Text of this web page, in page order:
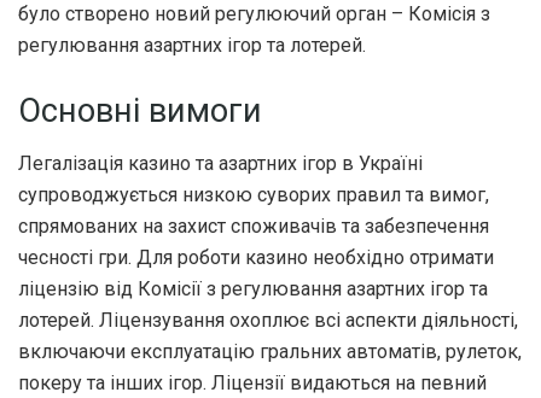
було створено новий регулюючий орган – Комісія з
регулювання азартних ігор та лотерей.
Основні вимоги
Легалізація казино та азартних ігор в Україні
супроводжується низкою суворих правил та вимог,
спрямованих на захист споживачів та забезпечення
чесності гри. Для роботи казино необхідно отримати
ліцензію від Комісії з регулювання азартних ігор та
лотерей. Ліцензування охоплює всі аспекти діяльності,
включаючи експлуатацію гральних автоматів, рулеток,
покеру та інших ігор. Ліцензії видаються на певний